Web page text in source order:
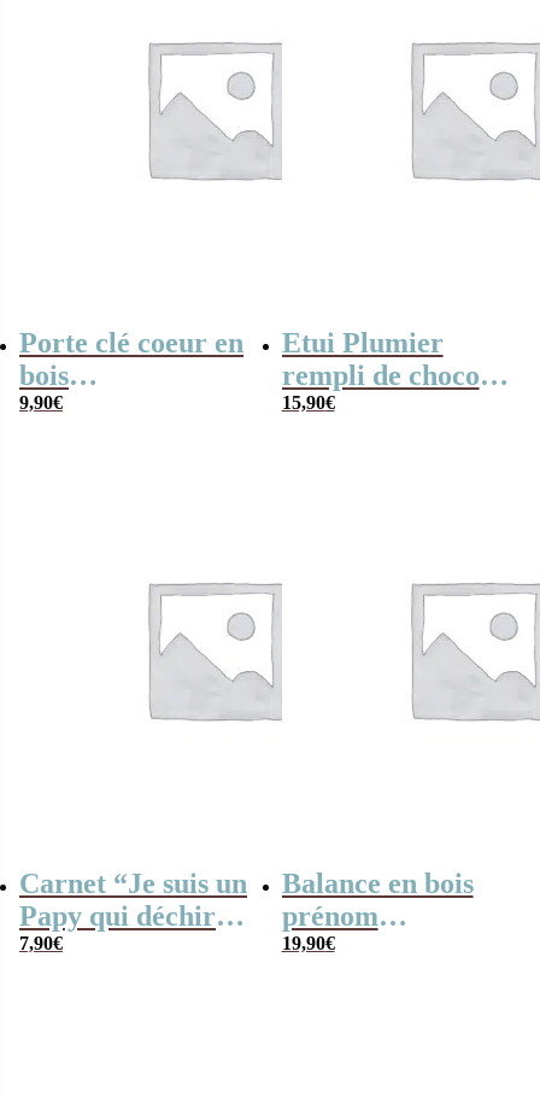
Porte clé coeur en
bois
personnalisable –
9,90€
Etui Plumier
rempli de chocolat
(225 gr) “Mon
15,90€
Carnet “Je suis un
Papy qui déchire”
– cadeau
7,90€
Balance en bois
prénom
personnalisable –
19,90€